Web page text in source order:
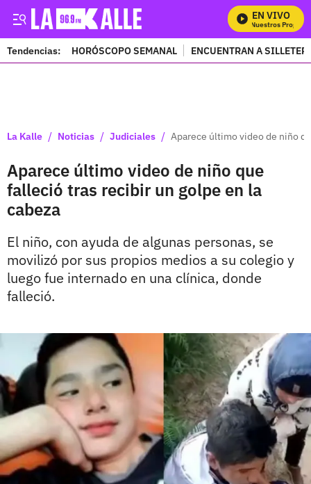
EN VIVO
Mira Todos Nuestros
Tendencias: HORÓSCOPO SEMANAL ENCUENTRAN A
La Kalle / Noticias / Judiciales / Aparece último video de niño
Aparece último video de niño que
falleció tras recibir un golpe en la
cabeza
El niño, con ayuda de algunas personas, se
movilizó por sus propios medios a su colegio y
luego fue internado en una clínica, donde
falleció.